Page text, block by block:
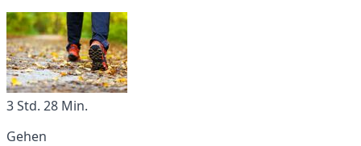
3 Std. 28 Min.
Gehen